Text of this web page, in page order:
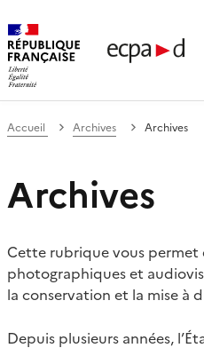
de
Accueil Archives Archives
Archives
Cette rubrique vous permet
photographiques et
la conservation et la mise à
Depuis plusieurs années,